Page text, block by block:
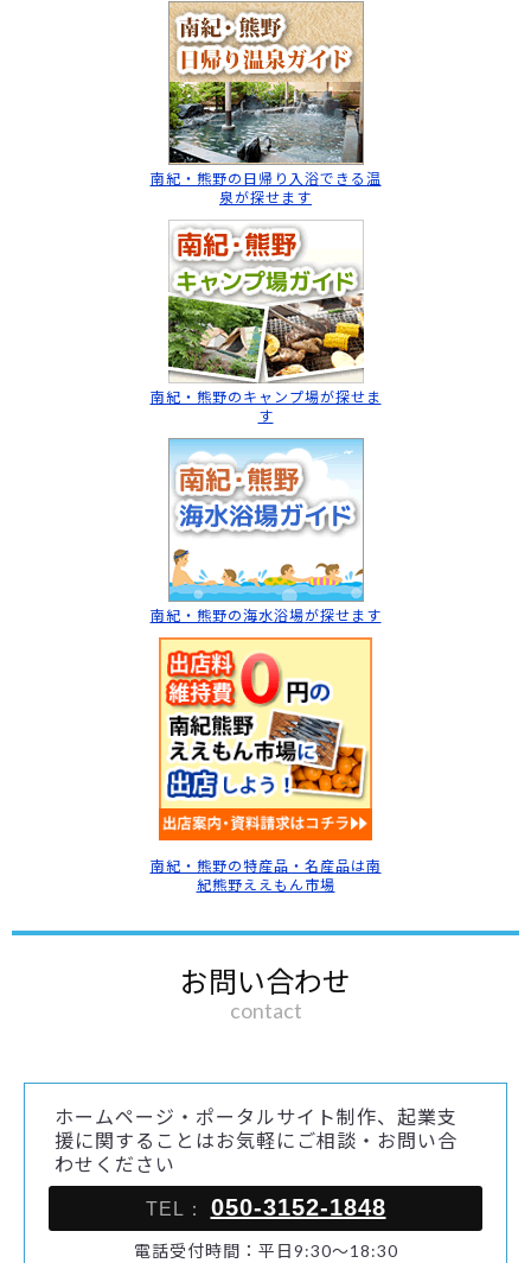
南紀・熊野の日帰り入浴できる温
泉が探せます
南紀・熊野のキャンプ場が探せま
す
南紀・熊野の海水浴場が探せます
南紀・熊野の特産品・名産品は南
紀熊野ええもん市場
お問い合わせ
contact
ホームページ・ポータルサイト制作、起業支
援に関することはお気軽にご相談・お問い合
わせください
TEL： 050-3152-1848
電話受付時間：平日9:30～18:30